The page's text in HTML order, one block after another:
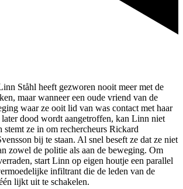
Ståhl heeft gezworen nooit meer met de
maar wanneer een oude vriend van de
waar ze ooit lid van was contact met haar
dood wordt aangetroffen, kan Linn niet
stemt ze in om rechercheurs Rickard
bij te staan. Al snel beseft ze dat ze niet
zowel de politie als aan de beweging. Om
start Linn op eigen houtje een parallel
infiltrant die de leden van de
lijkt uit te schakelen.